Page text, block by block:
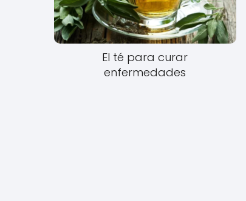
El té para curar
enfermedades